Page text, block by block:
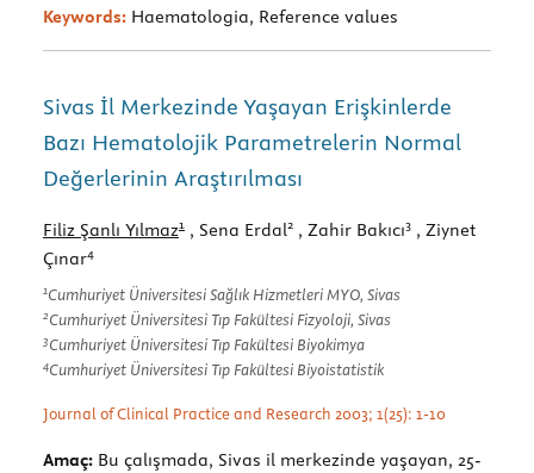
Keywords: Haematologia, Reference values
Sivas İl Merkezinde Yaşayan Erişkinlerde
Bazı Hematolojik Parametrelerin Normal
Değerlerinin Araştırılması
Filiz Şanlı Yılmaz1 , Sena Erdal2 , Zahir Bakıcı3 , Ziynet
Çınar4
1Cumhuriyet Üniversitesi Sağlık Hizmetleri MYO, Sivas
2Cumhuriyet Üniversitesi Tıp Fakültesi Fizyoloji, Sivas
3Cumhuriyet Üniversitesi Tıp Fakültesi Biyokimya
4Cumhuriyet Üniversitesi Tıp Fakültesi Biyoistatistik
Journal of Clinical Practice and Research 2003; 1(25): 1-10
Amaç: Bu çalışmada, Sivas il merkezinde yaşayan, 25-